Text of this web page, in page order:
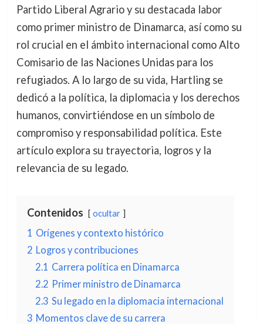
Partido Liberal Agrario y su destacada labor
como primer ministro de Dinamarca, así como su
rol crucial en el ámbito internacional como Alto
Comisario de las Naciones Unidas para los
refugiados. A lo largo de su vida, Hartling se
dedicó a la política, la diplomacia y los derechos
humanos, convirtiéndose en un símbolo de
compromiso y responsabilidad política. Este
artículo explora su trayectoria, logros y la
relevancia de su legado.
Contenidos ocultar
1 Orígenes y contexto histórico
2 Logros y contribuciones
2.1 Carrera política en Dinamarca
2.2 Primer ministro de Dinamarca
2.3 Su legado en la diplomacia internacional
3 Momentos clave de su carrera